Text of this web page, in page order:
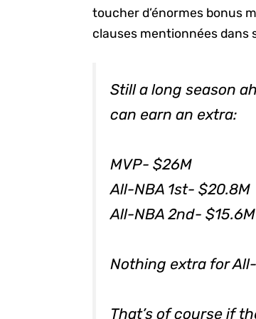
toucher d’énormes bonus
clauses mentionnées dans
Still a long season
can earn an extra:
MVP- $26M
All-NBA 1st- $20.8M
All-NBA 2nd- $15.6M
Nothing extra for
That’s of course if